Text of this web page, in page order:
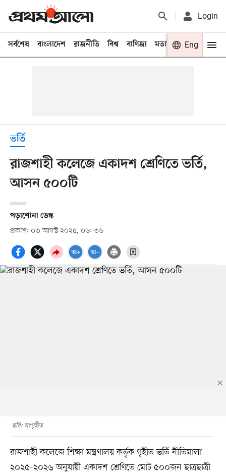
Login
সর্বশেষ বাংলাদেশ রাজনীতি বিশ্ব বাণিজ্য মতামত খেলা
Eng
ভর্তি
রাজশাহী কলেজে একাদশ শ্রেণিতে ভর্তি,
আসন ৫০০টি
পড়াশোনা ডেস্ক
প্রকাশ: ০৩ আগস্ট ২০২৫, ০৬: ৩৬
ছবি: সংগৃহীত
রাজশাহী কলেজে শিক্ষা মন্ত্রণালয় কর্তৃক গৃহীত ভর্তি নীতিমালা
২০২৫-২০২৬ অনুযায়ী একাদশ শ্রেণিতে মোট ৫০০জন ছাত্রছাত্রী